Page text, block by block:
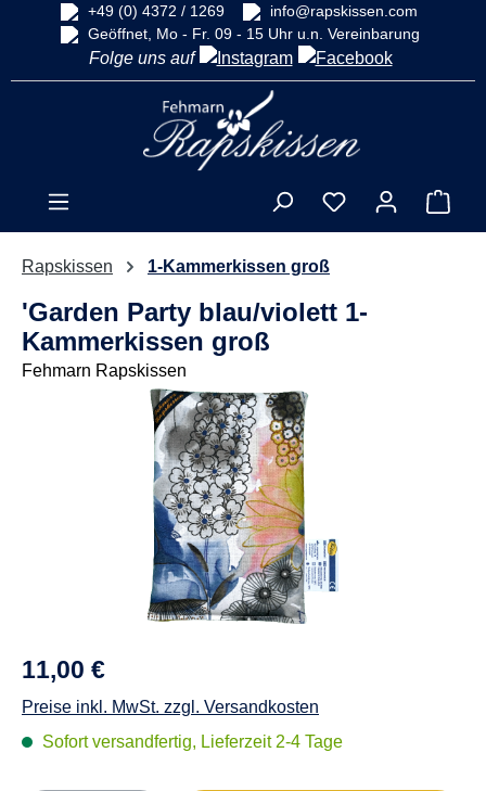
springen
+49 (0) 4372 / 1269
info@rapskissen.com
Geöffnet, Mo - Fr. 09 - 15 Uhr u.n. Vereinbarung
Folge uns auf
Rapskissen 1-Kammerkissen groß
'Garden Party blau/violett 1-
Kammerkissen groß
Fehmarn Rapskissen
Bildergalerie überspringen
11,00 €
Preise inkl. MwSt. zzgl. Versandkosten
Sofort versandfertig, Lieferzeit 2-4 Tage